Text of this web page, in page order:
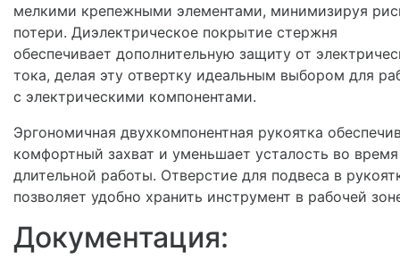
мелкими крепежными элементами, минимизируя
потери. Диэлектрическое покрытие стержня
обеспечивает дополнительную защиту от
тока, делая эту отвертку идеальным выбором для
с электрическими компонентами.
Эргономичная двухкомпонентная рукоятка
комфортный захват и уменьшает усталость во время
длительной работы. Отверстие для подвеса в
позволяет удобно хранить инструмент в рабочей
Документация: